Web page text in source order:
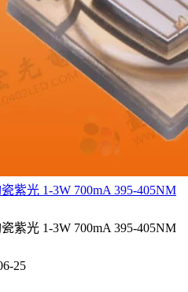
紫光 1-3W 700mA 395-405NM
紫光 1-3W 700mA 395-405NM
25